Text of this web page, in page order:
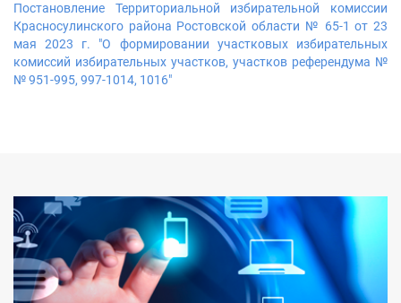
Постановление Территориальной избирательной комиссии
Красносулинского района Ростовской области № 65-1 от 23
мая 2023 г. "О формировании участковых избирательных
комиссий избирательных участков, участков референдума №
№ 951-995, 997-1014, 1016"